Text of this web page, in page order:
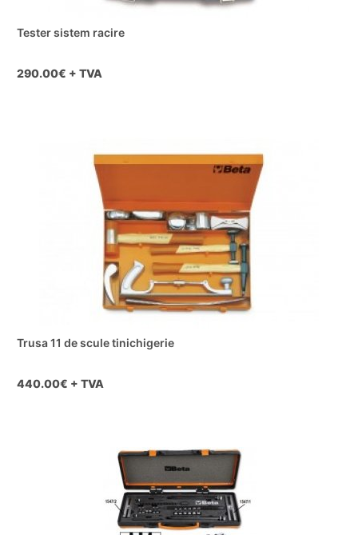
Tester sistem racire
290.00€ + TVA
Trusa 11 de scule tinichigerie
440.00€ + TVA